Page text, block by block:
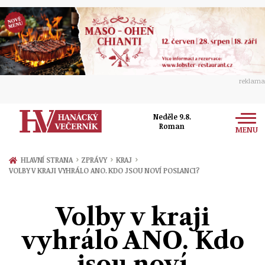
reklama
Neděle 9.8.
Roman
MENU
Zprávy
Přerov
Ekonomika
Kultura
Hudba
Společnost
Sport
HLAVNÍ STRANA › ZPRÁVY › KRAJ ›
VOLBY V KRAJI VYHRÁLO ANO. KDO JSOU NOVÍ POSLANCI?
Volby v kraji
vyhrálo ANO. Kdo